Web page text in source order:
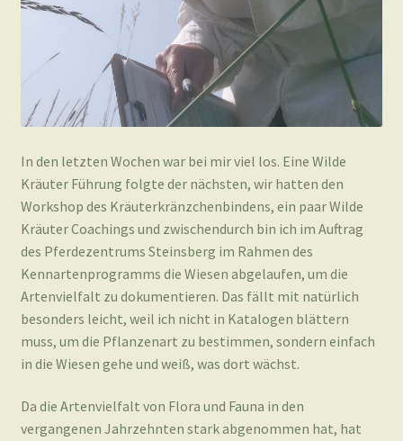
In den letzten Wochen war bei mir viel los. Eine Wilde
Kräuter Führung folgte der nächsten, wir hatten den
Workshop des Kräuterkränzchenbindens, ein paar Wilde
Kräuter Coachings und zwischendurch bin ich im Auftrag
des Pferdezentrums Steinsberg im Rahmen des
Kennartenprogramms die Wiesen abgelaufen, um die
Artenvielfalt zu dokumentieren. Das fällt mit natürlich
besonders leicht, weil ich nicht in Katalogen blättern
muss, um die Pflanzenart zu bestimmen, sondern einfach
in die Wiesen gehe und weiß, was dort wächst.
Da die Artenvielfalt von Flora und Fauna in den
vergangenen Jahrzehnten stark abgenommen hat, hat